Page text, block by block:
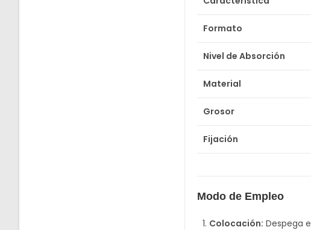
Formato
Nivel de Absorción
Material
Grosor
Fijación
Modo de Empleo
Colocación: Despega